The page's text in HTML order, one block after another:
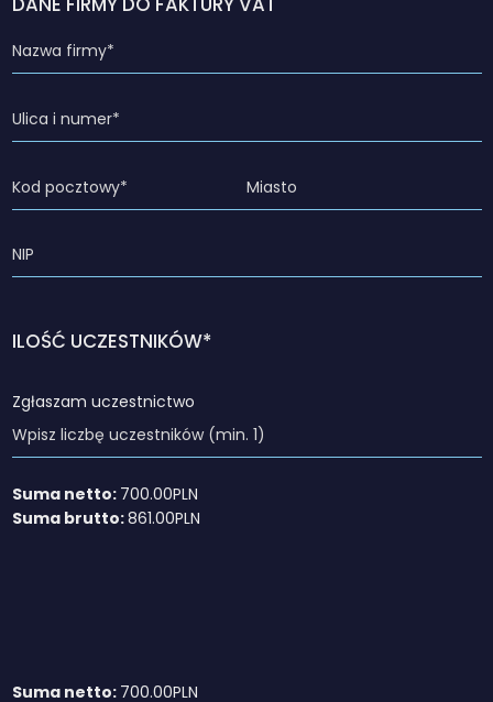
ILOŚĆ UCZESTNIKÓW*
Zgłaszam uczestnictwo
Suma netto: 700.00PLN
Suma brutto:861.00PLN
Suma netto: 700.00PLN